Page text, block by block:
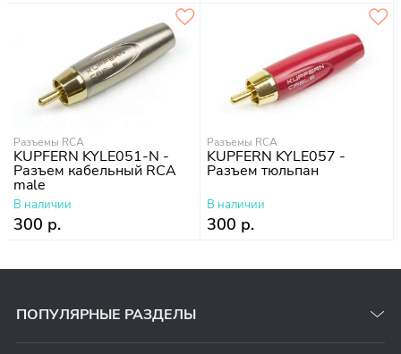
Разъемы RCA
KUPFERN KYLE051-N -
Разъем кабельный RCA
male
В наличии
300 р.
Разъемы RCA
KUPFERN KYLE057 -
Разъем тюльпан
В наличии
300 р.
ПОПУЛЯРНЫЕ РАЗДЕЛЫ